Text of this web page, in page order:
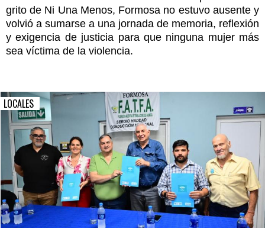
grito de Ni Una Menos, Formosa no estuvo ausente y
volvió a sumarse a una jornada de memoria, reflexión
y exigencia de justicia para que ninguna mujer más
sea víctima de la violencia.
LOCALES